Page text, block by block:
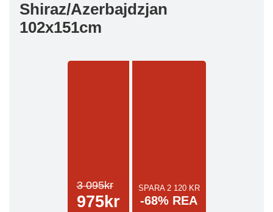
Shiraz/Azerbajdzjan
102x151cm
3 095kr
975kr
SPARA 2 120 KR
-68% REA